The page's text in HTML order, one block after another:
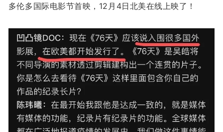
多伦多国际电影节首映，12月4日北美在线上映了！